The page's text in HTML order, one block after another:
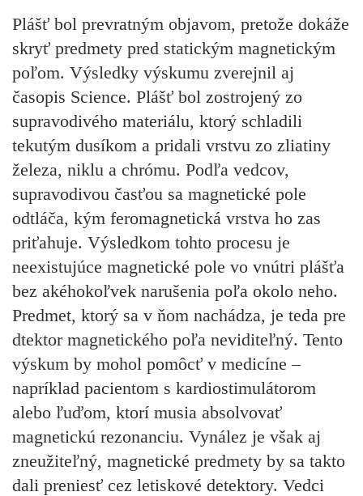
Plášť bol prevratným objavom, pretože dokáže
skryť predmety pred statickým magnetickým
poľom. Výsledky výskumu zverejnil aj
časopis Science. Plášť bol zostrojený zo
supravodivého materiálu, ktorý schladili
tekutým dusíkom a pridali vrstvu zo zliatiny
železa, niklu a chrómu. Podľa vedcov,
supravodivou časťou sa magnetické pole
odtláča, kým feromagnetická vrstva ho zas
priťahuje. Výsledkom tohto procesu je
neexistujúce magnetické pole vo vnútri plášťa
bez akéhokoľvek narušenia poľa okolo neho.
Predmet, ktorý sa v ňom nachádza, je teda pre
dtektor magnetického poľa neviditeľný. Tento
výskum by mohol pomôcť v medicíne –
napríklad pacientom s kardiostimulátorom
alebo ľuďom, ktorí musia absolvovať
magnetickú rezonanciu. Vynález je však aj
zneužiteľný, magnetické predmety by sa takto
dali preniesť cez letiskové detektory. Vedci